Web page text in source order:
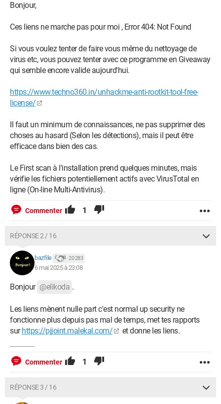
Bonjour,
Ces liens ne marche pas pour moi , Error 404: Not Found
Si vous voulez tenter de faire vous même du nettoyage de
virus etc, vous pouvez tenter avec ce programme en Giveaway
qui semble encore valide aujourd'hui.
https://www.techno360.in/unhackme-anti-rootkit-tool-free-
license/
Il faut un minimum de connaissances, ne pas supprimer des
choses au hasard (Selon les détections), mais il peut être
efficace dans bien des cas.
Le First scan à l'installation prend quelques minutes, mais
vérifie les fichiers potentiellement actifs avec VirusTotal en
ligne (On-line Multi-Antivirus).
Commenter 1
RÉPONSE 2 / 16
bazfile 20 283
6 mai 2025 à 23:08
Bonjour @elikoda .
Les liens mènent nulle part c'est normal up security ne
fonctionne plus depuis pas mal de temps, met tes rapports
surhttps://pjjoint.malekal.com/ et donne les liens.
Commenter 1
RÉPONSE 3 / 16